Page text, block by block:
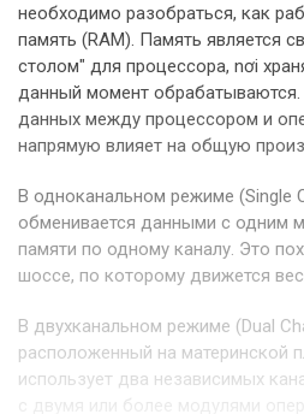
необходимо разобраться, как
память (RAM). Память является
столом" для процессора, nơi
данный момент обрабатываются.
данных между процессором и
напрямую влияет на общую
В одноканальном режиме (Single
обменивается данными с одним
памяти по одному каналу. Это
шоссе, по которому движется
В двухканальном режиме (Dual
расположенный на материнской
использует два независимых